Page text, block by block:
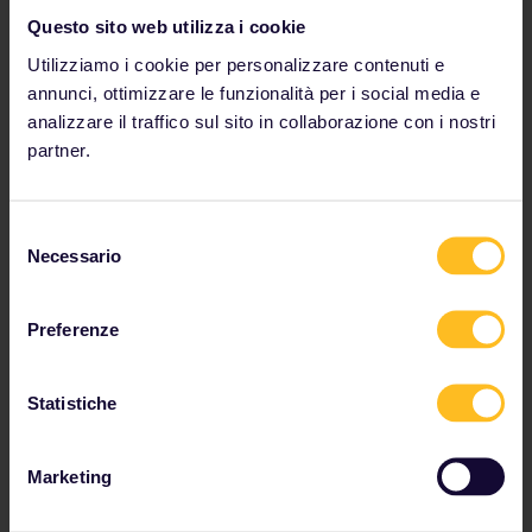
Questo sito web utilizza i cookie
Utilizziamo i cookie per personalizzare contenuti e
annunci, ottimizzare le funzionalità per i social media e
analizzare il traffico sul sito in collaborazione con i nostri
partner.
delNecessario
Preferenze
Statistiche
Marketing